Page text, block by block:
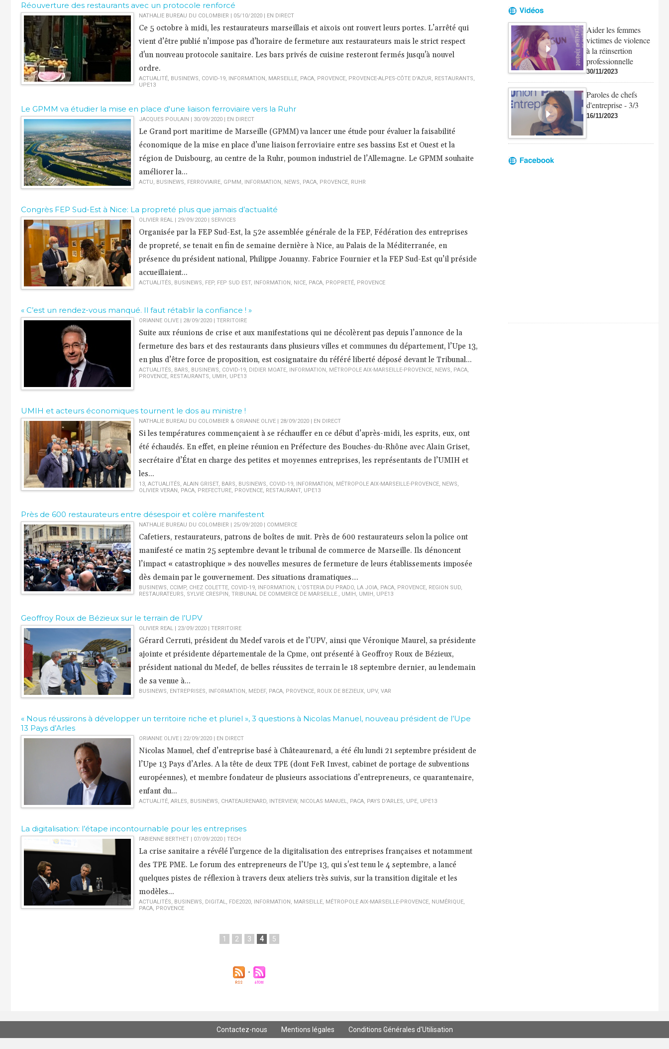
​Réouverture des restaurants avec un protocole renforcé
NATHALIE BUREAU DU COLOMBIER | 05/10/2020| EN DIRECT
Ce 5 octobre à midi, les restaurateurs marseillais et aixois ont rouvert leurs portes. L’arrêté qui
vient d’être publié n’impose pas d’horaire de fermeture aux restaurateurs mais le strict respect
d'un nouveau protocole sanitaire. Les bars privés de cuisine resteront fermés jusqu'à nouvel
ordre.
ACTUALITÉ, BUSINEWS, COVID-19, INFORMATION , MARSEILLE, PACA, PROVENCE, PROVENCE-ALPES-CÔTE D'AZUR, RESTAURANTS,
UPE13
Le GPMM va étudier la mise en place d'une liaison ferroviaire vers la Ruhr
JACQUES POULAIN | 30/09/2020| EN DIRECT
Le Grand port maritime de Marseille (GPMM) va lancer une étude pour évaluer la faisabilité
économique de la mise en place d’une liaison ferroviaire entre ses bassins Est et Ouest et la
région de Duisbourg, au centre de la Ruhr, poumon industriel de l’Allemagne. Le GPMM souhaite
améliorer la...
ACTU, BUSINEWS, FERROVIAIRE, GPMM , INFORMATION , NEWS, PACA, PROVENCE, RUHR
Congrès FEP Sud-Est à Nice: La propreté plus que jamais d’actualité
OLIVIER REAL | 29/09/2020| SERVICES
Organisée par la FEP Sud-Est, la 52e assemblée générale de la FEP, Fédération des entreprises
de propreté, se tenait en fin de semaine dernière à Nice, au Palais de la Méditerranée, en
présence du président national, Philippe Jouanny. Fabrice Fournier et la FEP Sud-Est qu’il préside
accueillaient...
ACTUALITÉS, BUSINEWS, FEP, FEP SUD EST, INFORMATION , NICE, PACA, PROPRETÉ, PROVENCE
« C’est un rendez-vous manqué. Il faut rétablir la confiance ! »
ORIANNE OLIVE | 28/09/2020| TERRITOIRE
Suite aux réunions de crise et aux manifestations qui ne décolèrent pas depuis l’annonce de la
fermeture des bars et des restaurants dans plusieurs villes et communes du département, l’Upe 13,
en plus d’être force de proposition, est cosignataire du référé liberté déposé devant le Tribunal...
ACTUALITÉS, BARS, BUSINEWS, COVID-19, DIDIER MOATE, INFORMATION , MÉTROPOLE AIX-MARSEILLE-PROVENCE, NEWS, PACA,
PROVENCE, RESTAURANTS, UMIH , UPE13
​UMIH et acteurs économiques tournent le dos au ministre !
NATHALIE BUREAU DU COLOMBIER & ORIANNE OLIVE | 28/09/2020| EN DIRECT
Si les températures commençaient à se réchauffer en ce début d’après-midi, les esprits, eux, ont
été échaudés. En effet, en pleine réunion en Préfecture des Bouches-du-Rhône avec Alain Griset,
secrétaire d’État en charge des petites et moyennes entreprises, les représentants de l’UMIH et
les...
13, ACTUALITÉS, ALAIN GRISET, BARS, BUSINEWS, COVID-19, INFORMATION , MÉTROPOLE AIX-MARSEILLE-PROVENCE, NEWS,
OLIVIER VERAN , PACA, PREFECTURE, PROVENCE, RESTAURANT, UPE13
​Près de 600 restaurateurs entre désespoir et colère manifestent
NATHALIE BUREAU DU COLOMBIER | 25/09/2020| COMMERCE
Cafetiers, restaurateurs, patrons de boîtes de nuit. Près de 600 restaurateurs selon la police ont
manifesté ce matin 25 septembre devant le tribunal de commerce de Marseille. Ils dénoncent
l’impact « catastrophique » des nouvelles mesures de fermeture de leurs établissements imposée
dès demain par le gouvernement. Des situations dramatiques…
BUSINEWS, CCIMP, CHEZ COLETTE, COVID-19, INFORMATION , L’OSTERIA DU PRADO, LA JOIA, PACA, PROVENCE, REGION SUD,
RESTAURATEURS, SYLVIE CRESPIN , TRIBUNAL DE COMMERCE DE MARSEILLE., UMIH , UMIH , UPE13
Geoffroy Roux de Bézieux sur le terrain de l’UPV
OLIVIER REAL | 23/09/2020| TERRITOIRE
Gérard Cerruti, président du Medef varois et de l’UPV, ainsi que Véronique Maurel, sa présidente
ajointe et présidente départementale de la Cpme, ont présenté à Geoffroy Roux de Bézieux,
président national du Medef, de belles réussites de terrain le 18 septembre dernier, au lendemain
de sa venue à...
BUSINEWS, ENTREPRISES, INFORMATION , MEDEF, PACA, PROVENCE, ROUX DE BEZIEUX, UPV, VAR
« Nous réussirons à développer un territoire riche et pluriel », 3 questions à Nicolas Manuel, nouveau président de l’Upe
13 Pays d’Arles
ORIANNE OLIVE | 22/09/2020| EN DIRECT
Nicolas Manuel, chef d’entreprise basé à Châteaurenard, a été élu lundi 21 septembre président de
l’Upe 13 Pays d’Arles. A la tête de deux TPE (dont FeR Invest, cabinet de portage de subventions
européennes), et membre fondateur de plusieurs associations d’entrepreneurs, ce quarantenaire,
enfant du...
ACTUALITÉ, ARLES, BUSINEWS, CHATEAURENARD, INTERVIEW, NICOLAS MANUEL, PACA, PAYS D'ARLES, UPE, UPE13
La digitalisation: l’étape incontournable pour les entreprises
FABIENNE BERTHET | 07/09/2020| TECH
La crise sanitaire a révélé l’urgence de la digitalisation des entreprises françaises et notamment
des TPE PME. Le forum des entrepreneurs de l’Upe 13, qui s'est tenu le 4 septembre, a lancé
quelques pistes de réflexion à travers deux ateliers très suivis, sur la transition digitale et les
modèles...
ACTUALITÉS, BUSINEWS, DIGITAL, FDE2020, INFORMATION , MARSEILLE, MÉTROPOLE AIX-MARSEILLE-PROVENCE, NUMÉRIQUE,
PACA, PROVENCE
1 2 3 4 5
Aider les femmes
victimes de violence
à la réinsertion
professionnelle
30/11/2023
Paroles de chefs
d'entreprise - 3/3
16/11/2023
Contactez-nous Mentions légales Conditions Générales d'Utilisation